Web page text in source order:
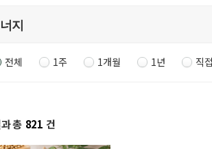
전체 1주 1개월 1년 직
총 821 건